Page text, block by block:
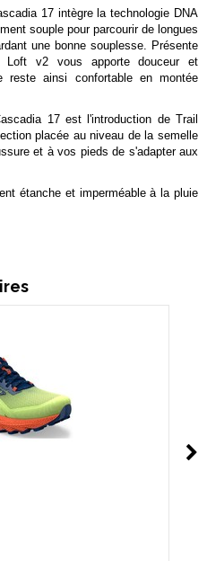
17 intègre la technologie DNA
souple pour parcourir de longues
une bonne souplesse. Présente
v2 vous apporte douceur et
reste ainsi confortable en montée
17 est l'introduction de Trail
placée au niveau de la semelle
et à vos pieds de s'adapter aux
étanche et imperméable à la pluie